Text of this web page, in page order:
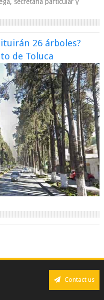
26 árboles?
de Toluca
Contact us